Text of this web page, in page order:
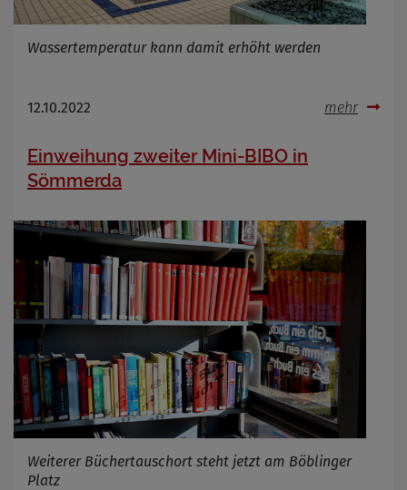
Wassertemperatur kann damit erhöht werden
12.10.2022 mehr
Einweihung zweiter Mini-BIBO in
Sömmerda
Weiterer Büchertauschort steht jetzt am Böblinger
Platz